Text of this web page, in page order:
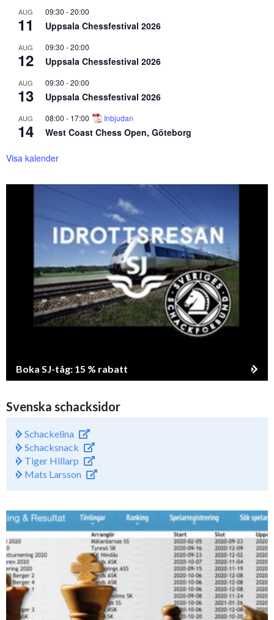
AUG
11
09:30 -20:00
Uppsala Chessfestival 2026
AUG
12
09:30 -20:00
Uppsala Chessfestival 2026
AUG
13
09:30 -20:00
Uppsala Chessfestival 2026
AUG
14
08:00 - 17:00 Inbjudan
West Coast Chess Open, Göteborg
Visa kalender
Boka SJ-tåg: 15 % rabatt
Svenska schacksidor
Schackelina
Schacksnack
Tiger Hillarp
Mats Larsson